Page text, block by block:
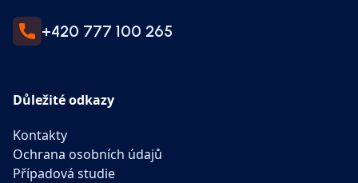
+420 777 100 265
Důležité odkazy
Kontakty
Ochrana osobních údajů
Případová studie